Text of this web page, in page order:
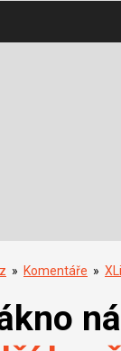
» Komentáře »